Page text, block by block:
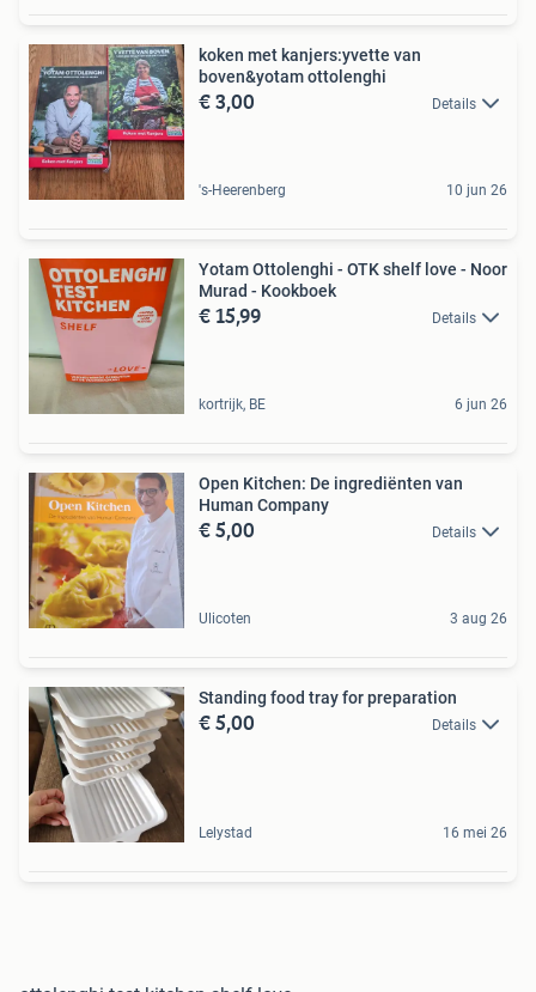
koken met kanjers:yvette van
boven&yotam ottolenghi
€ 3,00 Details
's-Heerenberg 10 jun 26
Yotam Ottolenghi - OTK shelf love - Noor
Murad - Kookboek
€ 15,99 Details
kortrijk, BE 6 jun 26
Open Kitchen: De ingrediënten van
Human Company
€ 5,00 Details
Ulicoten 3 aug 26
Standing food tray for preparation
€ 5,00 Details
Lelystad 16 mei 26